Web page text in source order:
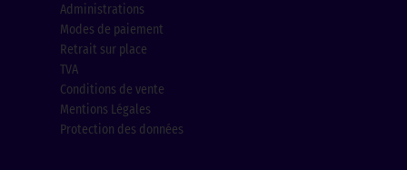
Administrations
Modes de paiement
Retrait sur place
TVA
Conditions de vente
Mentions Légales
Protection des données